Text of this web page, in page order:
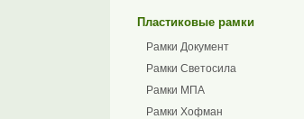
Пластиковые рамки
Рамки Документ
Рамки Светосила
Рамки МПА
Рамки Хофман